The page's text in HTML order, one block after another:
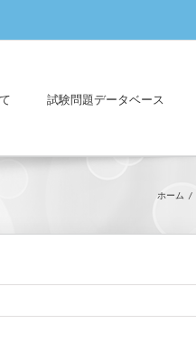
試験問題データベース
ホーム